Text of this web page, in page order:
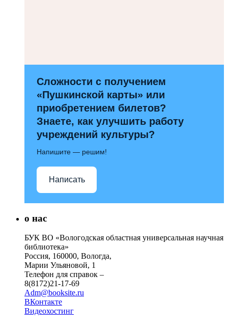
Сложности с получением
«Пушкинской карты» или
приобретением билетов?
Знаете, как улучшить работу
учреждений культуры?
Напишите — решим!
Написать
о нас
БУК ВО «Вологодская областная универсальная научная
библиотека»
Россия, 160000, Вологда,
Марии Ульяновой, 1
Телефон для справок –
8(8172)21-17-69
Adm@booksite.ru
ВКонтакте
Видеохостинг